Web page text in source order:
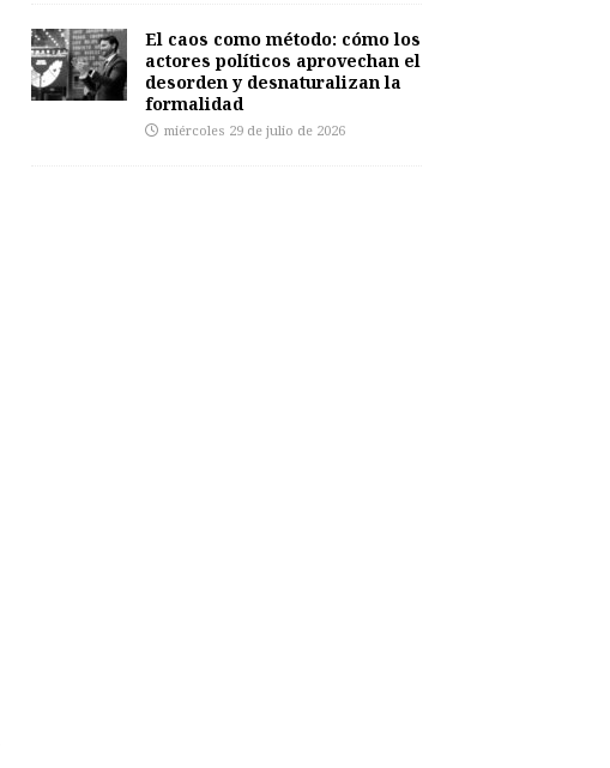
El caos como método: cómo los
actores políticos aprovechan el
desorden y desnaturalizan la
formalidad
miércoles 29 de julio de 2026